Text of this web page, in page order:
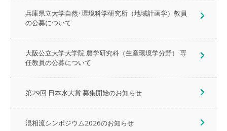
兵庫県立大学自然･環境科学研究所（地域計画学）教員
の公募について
大阪公立大学大学院 農学研究科（生産環境学分野） 専
任教員の公募について
第29回 日本水大賞 募集開始のお知らせ
混相流シンポジウム2026のお知らせ